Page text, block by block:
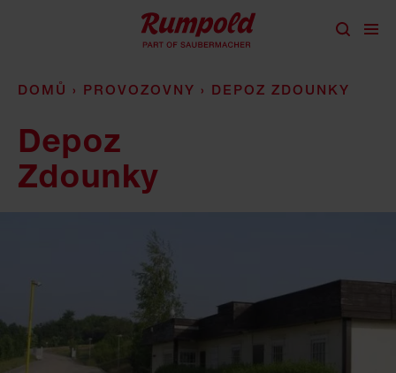
DOMŮ › PROVOZOVNY › DEPOZ ZDOUNKY
Depoz
Zdounky